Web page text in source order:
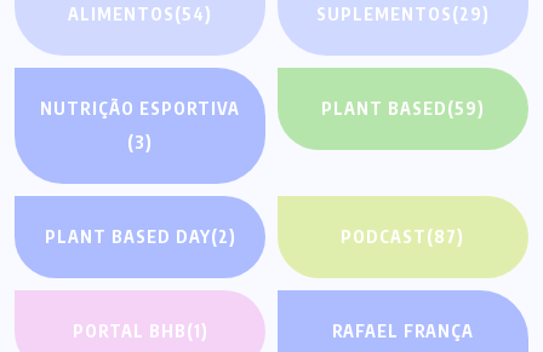
ALIMENTOS(54)
SUPLEMENTOS(29)
NUTRIÇÃO ESPORTIVA
(3)
PLANT BASED(59)
PLANT BASED DAY(2) PODCAST(87)
PORTAL BHB(1)
RAFAEL FRANÇA